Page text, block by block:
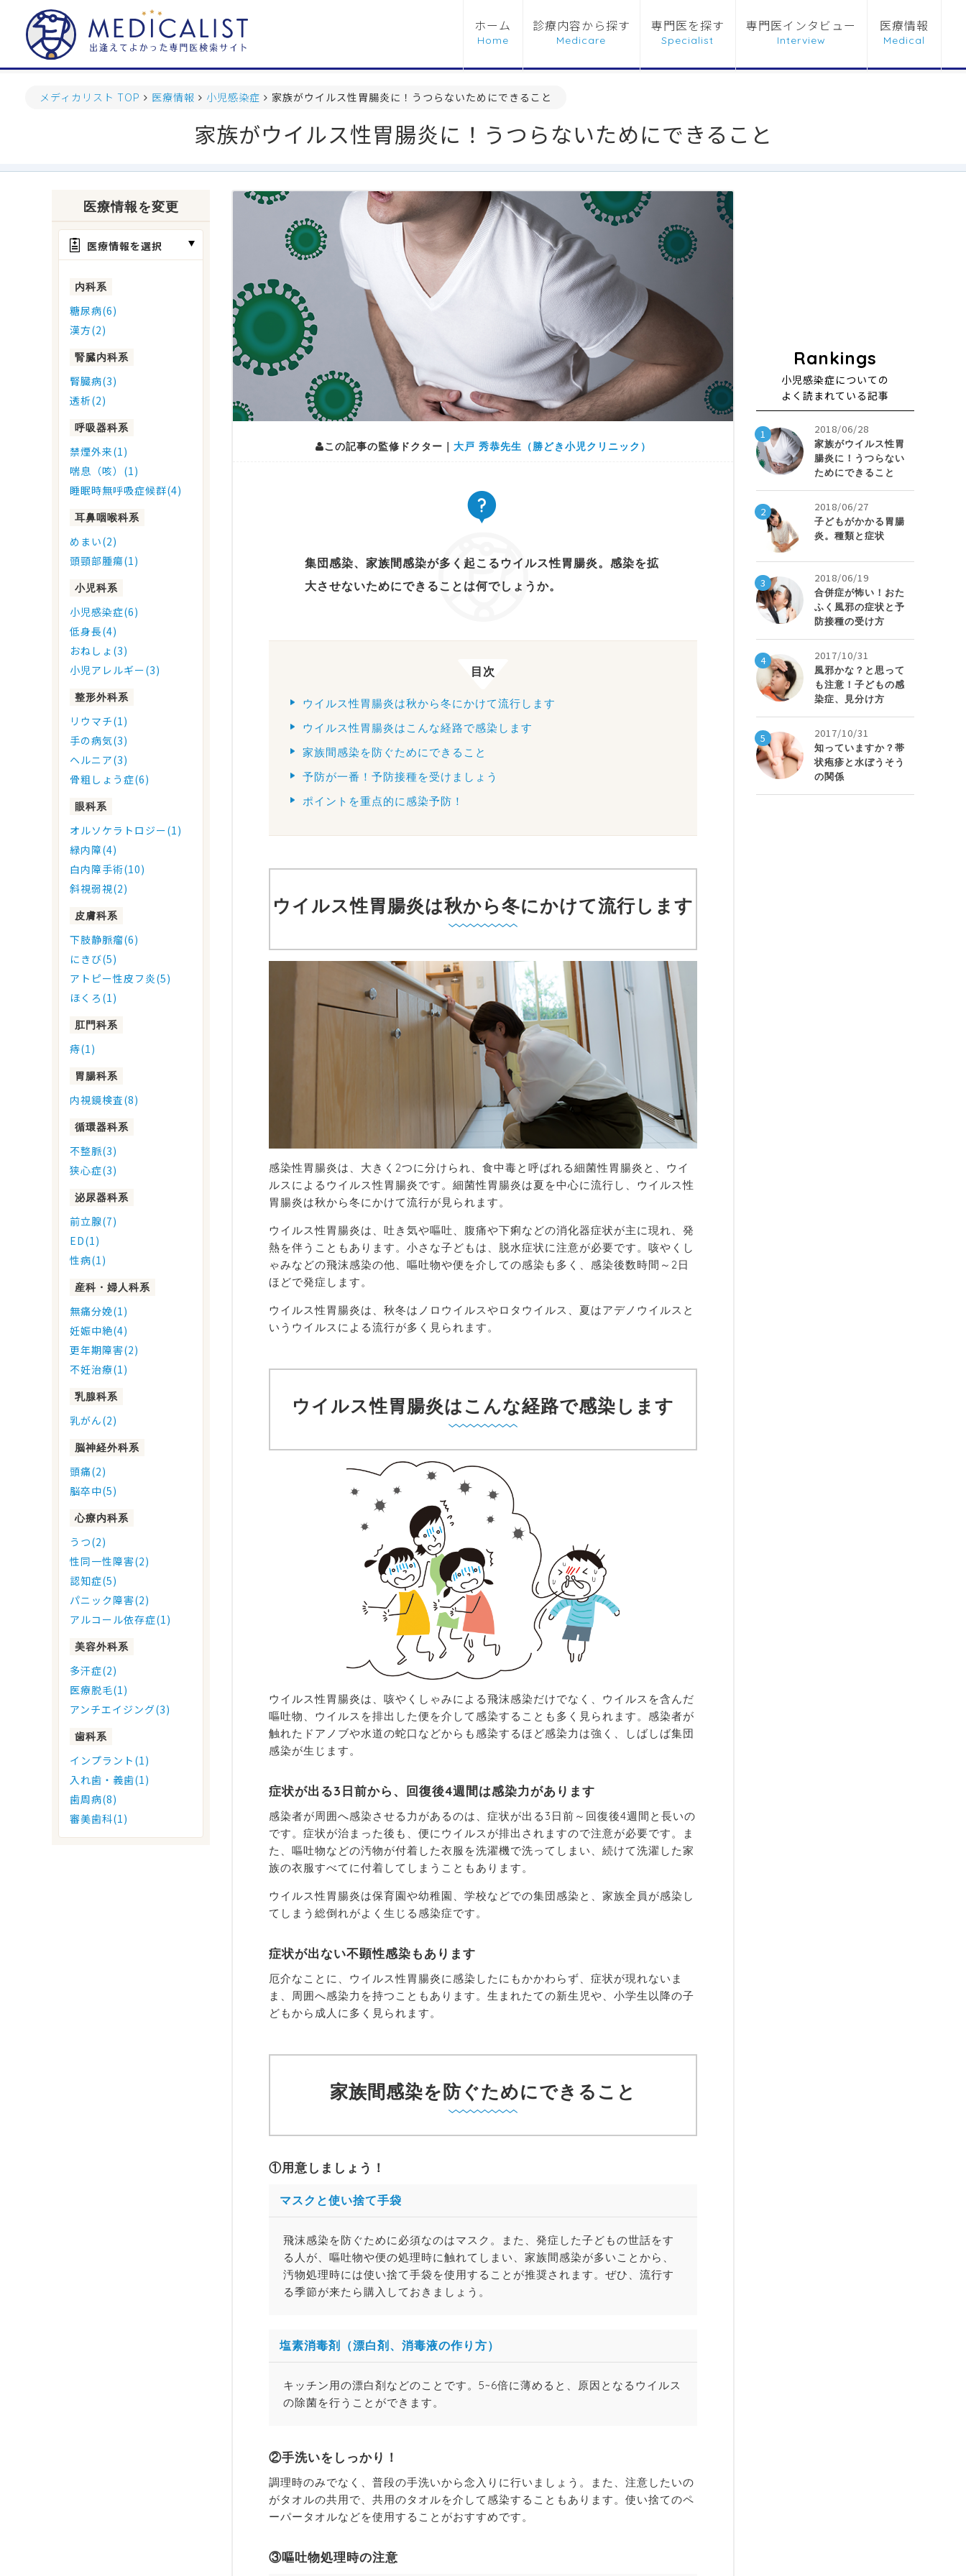
ホーム 診療内容から探す 専門医を探す 専門医インタビュー 医療情報
メディカリスト TOP 医療情報 小児感染症 家族がウイルス性胃腸炎に！うつらないためにできること
家族がウイルス性胃腸炎に！うつらないためにできること
医療情報を変更
医療情報を選択
内科系
糖尿病(6)
漢方(2)
腎臓内科系
腎臓病(3)
透析(2)
呼吸器科系
禁煙外来(1)
喘息（咳）(1)
睡眠時無呼吸症候群(4)
耳鼻咽喉科系
めまい(2)
頭頸部腫瘍(1)
小児科系
小児感染症(6)
低身長(4)
おねしょ(3)
小児アレルギー(3)
整形外科系
リウマチ(1)
手の病気(3)
ヘルニア(3)
骨粗しょう症(6)
眼科系
オルソケラトロジー(1)
緑内障(4)
白内障手術(10)
斜視弱視(2)
皮膚科系
下肢静脈瘤(6)
にきび(5)
アトピー性皮フ炎(5)
ほくろ(1)
肛門科系
痔(1)
胃腸科系
内視鏡検査(8)
循環器科系
不整脈(3)
狭心症(3)
泌尿器科系
前立腺(7)
ED(1)
性病(1)
産科・婦人科系
無痛分娩(1)
妊娠中絶(4)
更年期障害(2)
不妊治療(1)
乳腺科系
乳がん(2)
脳神経外科系
頭痛(2)
脳卒中(5)
心療内科系
うつ(2)
性同一性障害(2)
認知症(5)
パニック障害(2)
アルコール依存症(1)
美容外科系
多汗症(2)
医療脱毛(1)
アンチエイジング(3)
歯科系
インプラント(1)
入れ歯・義歯(1)
歯周病(8)
審美歯科(1)
この記事の監修ドクター｜ 大戸 秀恭先生（勝どき小児クリニック）
集団感染、家族間感染が多く起こるウイルス性胃腸炎。感染を拡
大させないためにできることは何でしょうか。
目次
ウイルス性胃腸炎は秋から冬にかけて流行します
ウイルス性胃腸炎はこんな経路で感染します
家族間感染を防ぐためにできること
予防が一番！予防接種を受けましょう
ポイントを重点的に感染予防！
ウイルス性胃腸炎は秋から冬にかけて流行します
感染性胃腸炎は、大きく2つに分けられ、食中毒と呼ばれる細菌性胃腸炎と、ウイ
ルスによるウイルス性胃腸炎です。細菌性胃腸炎は夏を中心に流行し、ウイルス性
胃腸炎は秋から冬にかけて流行が見られます。
ウイルス性胃腸炎は、吐き気や嘔吐、腹痛や下痢などの消化器症状が主に現れ、発
熱を伴うこともあります。小さな子どもは、脱水症状に注意が必要です。咳やくし
ゃみなどの飛沫感染の他、嘔吐物や便を介しての感染も多く、感染後数時間～2日
ほどで発症します。
ウイルス性胃腸炎は、秋冬はノロウイルスやロタウイルス、夏はアデノウイルスと
いうウイルスによる流行が多く見られます。
ウイルス性胃腸炎はこんな経路で感染します
ウイルス性胃腸炎は、咳やくしゃみによる飛沫感染だけでなく、ウイルスを含んだ
嘔吐物、ウイルスを排出した便を介して感染することも多く見られます。感染者が
触れたドアノブや水道の蛇口などからも感染するほど感染力は強く、しばしば集団
感染が生じます。
症状が出る3日前から、回復後4週間は感染力があります
感染者が周囲へ感染させる力があるのは、症状が出る3日前～回復後4週間と長いの
です。症状が治まった後も、便にウイルスが排出されますので注意が必要です。ま
た、嘔吐物などの汚物が付着した衣服を洗濯機で洗ってしまい、続けて洗濯した家
族の衣服すべてに付着してしまうこともあります。
ウイルス性胃腸炎は保育園や幼稚園、学校などでの集団感染と、家族全員が感染し
てしまう総倒れがよく生じる感染症です。
症状が出ない不顕性感染もあります
厄介なことに、ウイルス性胃腸炎に感染したにもかかわらず、症状が現れないま
ま、周囲へ感染力を持つこともあります。生まれたての新生児や、小学生以降の子
どもから成人に多く見られます。
家族間感染を防ぐためにできること
①用意しましょう！
マスクと使い捨て手袋
飛沫感染を防ぐために必須なのはマスク。また、発症した子どもの世話をす
る人が、嘔吐物や便の処理時に触れてしまい、家族間感染が多いことから、
汚物処理時には使い捨て手袋を使用することが推奨されます。ぜひ、流行す
る季節が来たら購入しておきましょう。
塩素消毒剤（漂白剤、消毒液の作り方）
キッチン用の漂白剤などのことです。5~6倍に薄めると、原因となるウイルス
の除菌を行うことができます。
②手洗いをしっかり！
調理時のみでなく、普段の手洗いから念入りに行いましょう。また、注意したいの
がタオルの共用で、共用のタオルを介して感染することもあります。使い捨てのペ
ーパータオルなどを使用することがおすすめです。
③嘔吐物処理時の注意
小児感染症についての
よく読まれている記事
1 2018/06/28
家族がウイルス性胃
腸炎に！うつらない
ためにできること
2 2018/06/27
子どもがかかる胃腸
炎。種類と症状
3 2018/06/19
合併症が怖い！おた
ふく風邪の症状と予
防接種の受け方
4 2017/10/31
風邪かな？と思って
も注意！子どもの感
染症、見分け方
5 2017/10/31
知っていますか？帯
状疱疹と水ぼうそう
の関係